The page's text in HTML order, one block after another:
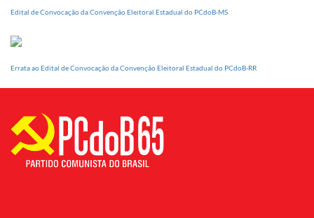
Edital de Convocação da Convenção Eleitoral Estadual do PCdoB-MS
Errata ao Edital de Convocação da Convenção Eleitoral Estadual do PCdoB-RR